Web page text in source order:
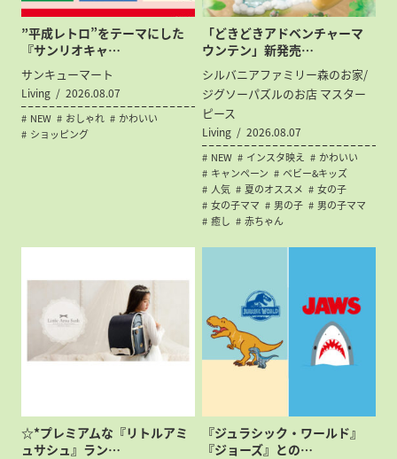
”平成レトロ”をテーマにした
『サンリオキャ…
サンキューマート
Living 2026.08.07
NEW おしゃれ
かわいい
ショッピング
「どきどきアドベンチャーマ
ウンテン」新発売…
シルバニアファミリー森のお家/
ジグソーパズルのお店 マスター
ピース
Living 2026.08.07
NEW インスタ映え
かわいい
キャンペーン
ベビー&キッズ
人気
夏のオススメ
女の子
女の子ママ
男の子
男の子ママ
癒し
赤ちゃん
☆*プレミアムな『リトルアミ
ュサシュ』ラン…
『ジュラシック・ワールド』
『ジョーズ』との…